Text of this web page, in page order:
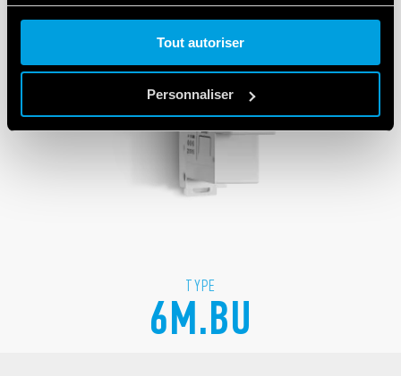
Tout autoriser
Personnaliser
TYPE
6M.BU